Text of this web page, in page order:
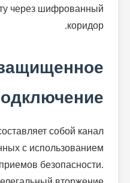
через шифрованный
коридор.
собой канал
с использованием
безопасности.